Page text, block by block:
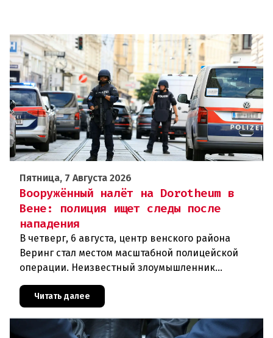
Пятница, 7 Августа 2026
Вооружённый налёт на Dorotheum в
Вене: полиция ищет следы после
нападения
В четверг, 6 августа, центр венского района
Веринг стал местом масштабной полицейской
операции. Неизвестный злоумышленник
совершил вооружённое нападение на филиал
знаменитого аукционного дома Dorotheu
Читать далее